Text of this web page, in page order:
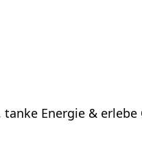
Energie &